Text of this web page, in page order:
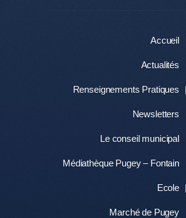
Accueil
Actualités
Renseignements Pratiques
Newsletters
Le conseil municipal
Médiathèque Pugey – Fontain
Ecole
Marché de Pugey